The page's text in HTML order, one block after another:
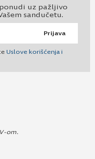
uz pažljivo
sandučetu.
Prijava
Uslove korišćenja i
om.